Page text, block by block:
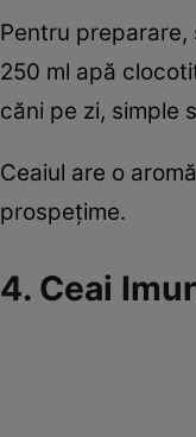
Pentru
250 ml apă
căni pe zi, simple
Ceaiul are o
prospețime.
4. Ceai